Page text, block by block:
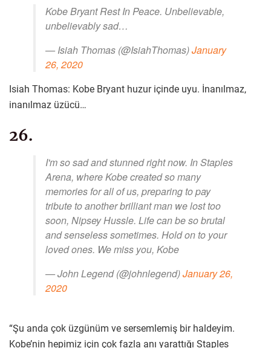
Kobe Bryant Rest In Peace. Unbelievable,
unbelievably sad…
— Isiah Thomas (@IsiahThomas)January
26, 2020
Isiah Thomas: Kobe Bryant huzur içinde uyu. İnanılmaz,
inanılmaz üzücü…
26.
I'm so sad and stunned right now. In Staples
Arena, where Kobe created so many
memories for all of us, preparing to pay
tribute to another brilliant man we lost too
soon, Nipsey Hussle. Life can be so brutal
and senseless sometimes. Hold on to your
loved ones. We miss you, Kobe
— John Legend (@johnlegend)January 26,
2020
“Şu anda çok üzgünüm ve sersemlemiş bir haldeyim.
Kobe’nin hepimiz için çok fazla anı yarattığı Staples